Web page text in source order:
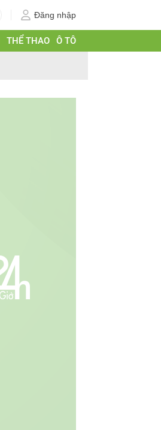
Đăng nhập
THỂ THAO Ô TÔ